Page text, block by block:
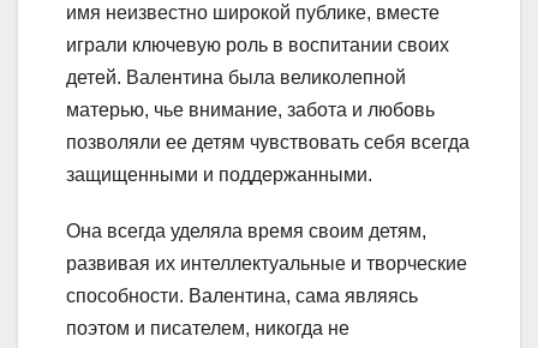
имя неизвестно широкой публике, вместе
играли ключевую роль в воспитании своих
детей. Валентина была великолепной
матерью, чье внимание, забота и любовь
позволяли ее детям чувствовать себя всегда
защищенными и поддержанными.
Она всегда уделяла время своим детям,
развивая их интеллектуальные и творческие
способности. Валентина, сама являясь
поэтом и писателем, никогда не